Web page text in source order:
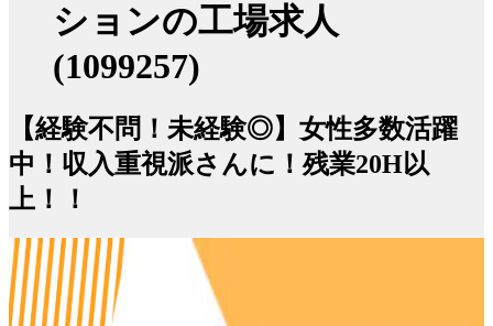
ションの工場求人
(1099257)
【経験不問！未経験◎】女性多数活躍
中！収入重視派さんに！残業20H以
上！！